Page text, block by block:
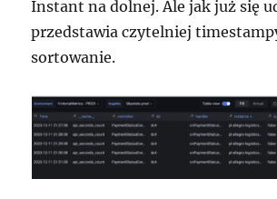
Instant na dolnej. Ale jak już się
przedstawia czytelniej
sortowanie.